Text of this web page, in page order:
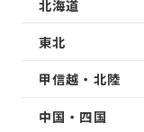
北海道
東北
甲信越・北陸
中国・四国